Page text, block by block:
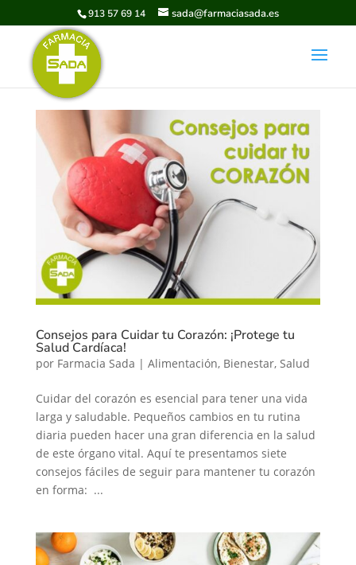
913 57 69 14 sada@farmaciasada.es
Consejos para Cuidar tu Corazón: ¡Protege tu
Salud Cardíaca!
por Farmacia Sada | Alimentación, Bienestar, Salud
Cuidar del corazón es esencial para tener una vida
larga y saludable. Pequeños cambios en tu rutina
diaria pueden hacer una gran diferencia en la salud
de este órgano vital. Aquí te presentamos siete
consejos fáciles de seguir para mantener tu corazón
en forma: ...